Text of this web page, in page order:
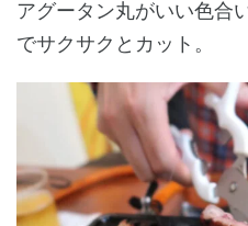
アグータン丸がいい色合
でサクサクとカット。